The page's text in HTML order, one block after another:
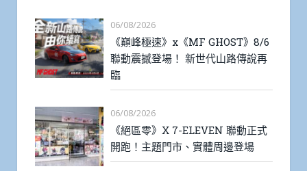
06/08/2026
《巔峰極速》x《MF GHOST》8/6
聯動震撼登場！ 新世代山路傳說再
臨
06/08/2026
《絕區零》X 7-ELEVEN 聯動正式
開跑！主題門市、實體周邊登場